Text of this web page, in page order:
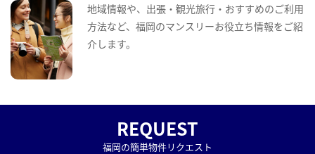
地域情報や、出張・観光旅行・おすすめのご利用
方法など、福岡のマンスリーお役立ち情報をご紹
介します。
REQUEST
福岡の簡単物件リクエスト